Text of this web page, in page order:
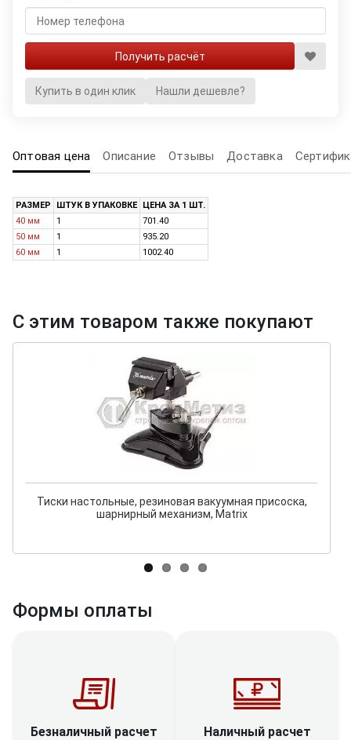
Купить в один клик Нашли дешевле?
Оптовая цена Описание Отзывы Доставка
РАЗМЕР ШТУК В УПАКОВКЕ
ЦЕНА ЗА 1 ШТ.
40 мм
1
701.40
50 мм
1
935.20
60 мм
1 1002.40
С этим товаром также покупают
Тиски настольные, резиновая вакуумная присоска,
шарнирный механизм, Matrix
Формы оплаты
Безналичный расчет Наличный расчет